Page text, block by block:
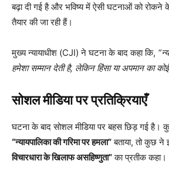
बढ़ा दी गई है और भविष्य में ऐसी घटनाओं को रोकने
तैयार की जा रही हैं।
मुख्य न्यायाधीश (CJI) ने घटना के बाद कहा कि,
हमेशा सम्मान देती है, लेकिन हिंसा या अपमान का
सोशल मीडिया पर प्रतिक्रियाएँ
घटना के बाद सोशल मीडिया पर बहस छिड़ गई है।
“न्यायपालिका की गरिमा पर हमला”बताया, तो कुछ ने
विचारधारा के खिलाफ असहिष्णुता”का प्रतीक कहा।